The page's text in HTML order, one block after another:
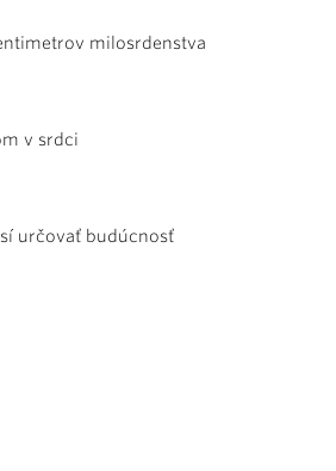
milosrdenstva
v srdci
určovať budúcnosť